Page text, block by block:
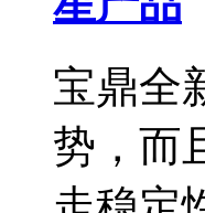
宝鼎全
势，而